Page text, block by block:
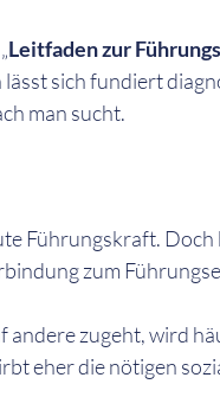
Leitfaden zur
sich fundiert
man sucht.
Führungskraft.
zum
andere zugeht, wird
eher die nötigen